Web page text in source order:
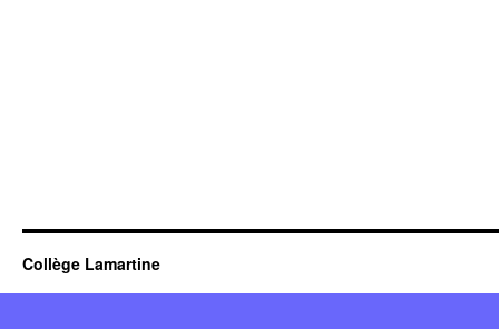
Collège Lamartine